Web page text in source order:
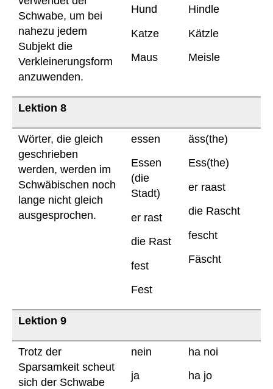
Schwabe, um bei
nahezu jedem
Subjekt die
Verkleinerungsform
anzuwenden.
Hund
Katze
Maus
Hindle
Kätzle
Meisle
Lektion 8
Wörter, die gleich
geschrieben
werden, werden im
Schwäbischen noch
lange nicht gleich
ausgesprochen.
essen
Essen
(die
Stadt)
er rast
die Rast
fest
Fest
äss(the)
Ess(the)
er raast
die Rascht
fescht
Fäscht
Lektion 9
Trotz der
Sparsamkeit scheut
sich der Schwabe
nein
ja
ha noi
ha jo